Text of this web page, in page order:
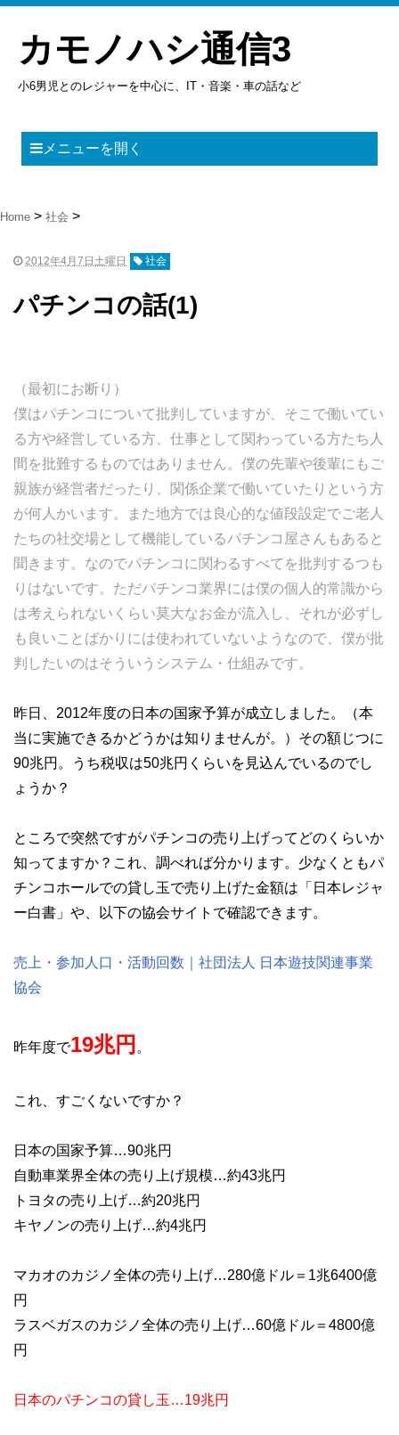
カモノハシ通信3
小6男児とのレジャーを中心に、IT・音楽・車の話など
メニューを開く
Home 社会
2012年4月7日土曜日 社会
パチンコの話(1)
（最初にお断り）
僕はパチンコについて批判していますが、そこで働いてい
る方や経営している方、仕事として関わっている方たち人
間を批難するものではありません。僕の先輩や後輩にもご
親族が経営者だったり、関係企業で働いていたりという方
が何人かいます。また地方では良心的な値段設定でご老人
たちの社交場として機能しているパチンコ屋さんもあると
聞きます。なのでパチンコに関わるすべてを批判するつも
りはないです。ただパチンコ業界には僕の個人的常識から
は考えられないくらい莫大なお金が流入し、それが必ずし
も良いことばかりには使われていないようなので、僕が批
判したいのはそういうシステム・仕組みです。
昨日、2012年度の日本の国家予算が成立しました。（本
当に実施できるかどうかは知りませんが。）その額じつに
90兆円。うち税収は50兆円くらいを見込んでいるのでし
ょうか？
ところで突然ですがパチンコの売り上げってどのくらいか
知ってますか？これ、調べれば分かります。少なくともパ
チンコホールでの貸し玉で売り上げた金額は「日本レジャ
ー白書」や、以下の協会サイトで確認できます。
売上・参加人口・活動回数｜社団法人 日本遊技関連事業
協会
昨年度で19兆円 。
これ、すごくないですか？
日本の国家予算…90兆円
自動車業界全体の売り上げ規模…約43兆円
トヨタの売り上げ…約20兆円
キヤノンの売り上げ…約4兆円
マカオのカジノ全体の売り上げ…280億ドル＝1兆6400億
円
ラスベガスのカジノ全体の売り上げ…60億ドル＝4800億
円
日本のパチンコの貸し玉…19兆円